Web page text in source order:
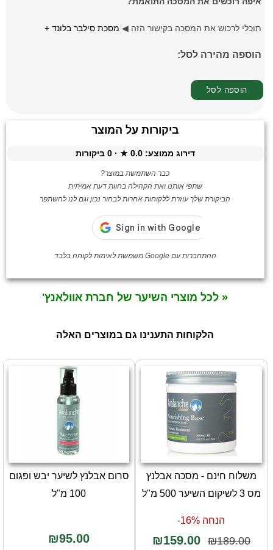
תוכלי לרכוש את המסכה בקישור הזה ◀ מסכת סילבר בלונד +
הוספה מהירה לסל:
ביקורות על המוצר
דירוג ממוצע:0.0
★ ·
0 ביקורות
כבר השתמשת במוצר?
שתפי אותנו ואת הקהילה בחוות דעת אמיתית
הביקורת שלך עוזרת ללקוחות אחרות לבחור נכון וגם לנו להשתפר
ההתחברות עם Google משמשת לאימות לקוחה בלבד
« לכל מוצרי השיער של חברת אוולאנץ'
הלקוחות התענינו גם במוצרים האלה
משלוח חינם - מסכה אבלנץ
מס 3 לשיקום השיער 500 מ"ל
הנחה 16%-
₪189.00
₪159.00
סרום אבלנץ לשיער יבש ופגום
100 מ"ל
₪95.00